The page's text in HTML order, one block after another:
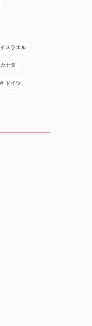
イスラエル
カナダ
ドイツ